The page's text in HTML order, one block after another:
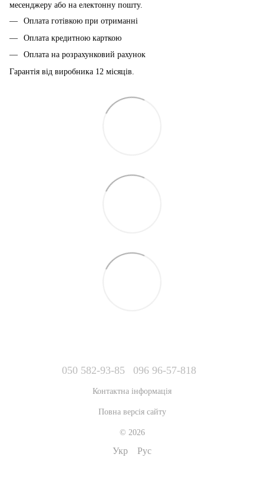
месенджеру або на електонну пошту.
Оплата готівкою при отриманні
Оплата кредитною карткою
Оплата на розрахунковий рахунок
Гарантія від виробника 12 місяців.
050 582-93-85 096 96-57-818
Контактна інформація
Повна версія сайту
© 2026
Укр Рус